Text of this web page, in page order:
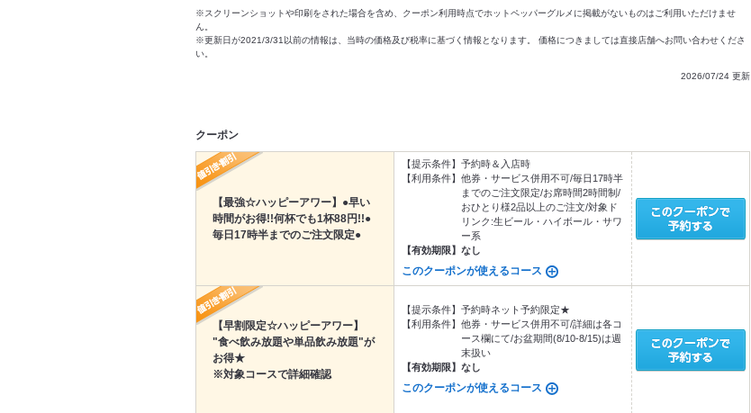
※スクリーンショットや印刷をされた場合を含め、クーポン利用時点でホットペッパーグルメに掲載がないものはご利用いただけませ
ん。
※更新日が2021/3/31以前の情報は、当時の価格及び税率に基づく情報となります。 価格につきましては直接店舗へお問い合わせくださ
い。
2026/07/24 更新
クーポン
【最強☆ハッピーアワー】●早い
時間がお得!!何杯でも1杯88円!!●
毎日17時半までのご注文限定●
【提示条件】 予約時＆入店時
【利用条件】 他券・サービス併用不可/毎日17時半
までのご注文限定/お席時間2時間制/
おひとり様2品以上のご注文/対象ド
リンク:生ビール・ハイボール・サワ
ー系
【有効期限】 なし
このクーポンが使えるコース
【早割限定☆ハッピーアワー】
"食べ飲み放題や単品飲み放題"が
お得★
※対象コースで詳細確認
【提示条件】 予約時ネット予約限定★
【利用条件】 他券・サービス併用不可/詳細は各コ
ース欄にて/お盆期間(8/10-8/15)は週
末扱い
【有効期限】 なし
このクーポンが使えるコース